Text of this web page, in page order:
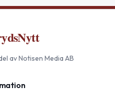
av Notisen Media AB